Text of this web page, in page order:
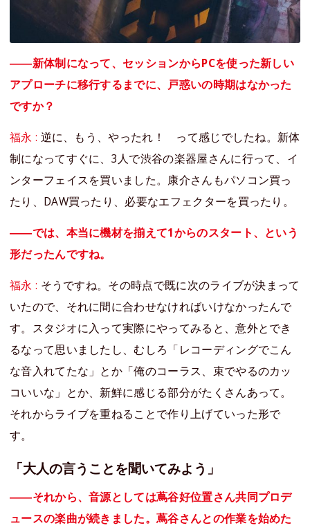
――新体制になって、セッションからPCを使った新しい
アプローチに移行するまでに、戸惑いの時期はなかった
ですか？
福永 : 逆に、もう、やったれ！ って感じでしたね。新体
制になってすぐに、3人で渋谷の楽器屋さんに行って、イ
ンターフェイスを買いました。康介さんもパソコン買っ
たり、DAW買ったり、必要なエフェクターを買ったり。
――では、本当に機材を揃えて1からのスタート、という
形だったんですね。
福永 : そうですね。その時点で既に次のライブが決まって
いたので、それに間に合わせなければいけなかったんで
す。スタジオに入って実際にやってみると、意外とでき
るなって思いましたし、むしろ「レコーディングでこん
な音入れてたな」とか「俺のコーラス、束でやるのカッ
コいいな」とか、新鮮に感じる部分がたくさんあって。
それからライブを重ねることで作り上げていった形で
す。
「大人の言うことを聞いてみよう」
――それから、音源としては蔦谷好位置さん共同プロデ
ュースの楽曲が続きました。蔦谷さんとの作業を始めた